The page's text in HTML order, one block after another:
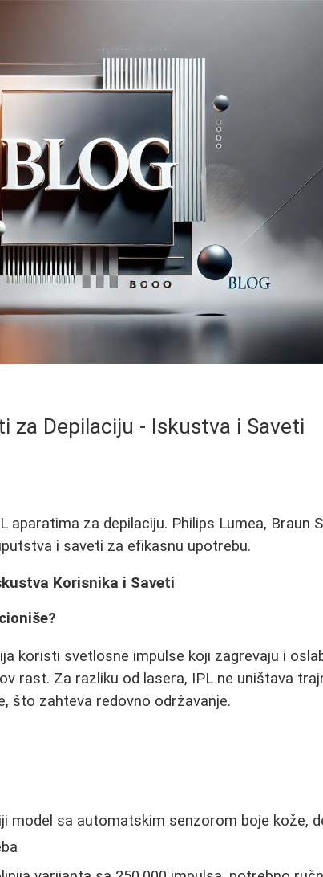
za Depilaciju - Iskustva i Saveti
aparatima za depilaciju. Philips Lumea, Braun
i saveti za efikasnu upotrebu.
Korisnika i Saveti
koristi svetlosne impulse koji zagrevaju i
rast. Za razliku od lasera, IPL ne uništava
što zahteva redovno održavanje.
model sa automatskim senzorom boje kože,